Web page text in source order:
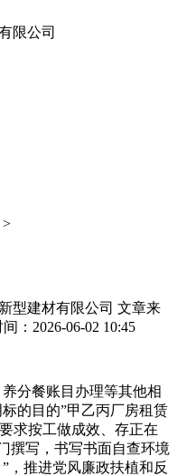
>
型建材有限公司 文章来
：2026-06-02 10:45
分餐账目办理等其他相
的目的”甲乙丙厂房租赁
求按工做成效、存正在
撰写，书写书面自查环境
，推进党风廉政扶植和反